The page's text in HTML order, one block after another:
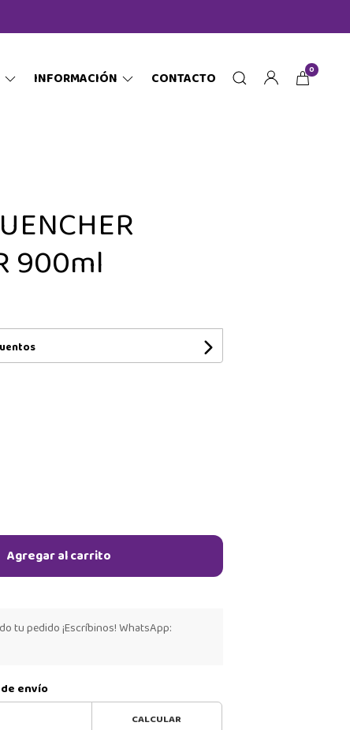
INFORMACIÓN CONTACTO 0
900ml
Agregar al carrito
tu pedido ¡Escríbinos! WhatsApp:
envío
CALCULAR